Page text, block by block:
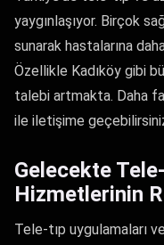
yaygınlaşıyor. Birçok
sunarak hastalarına
Özellikle Kadıköy gibi
talebi artmakta. Daha
ile iletişime
Gelecekte
Hizmetlerinin
Tele-tıp uygulamaları